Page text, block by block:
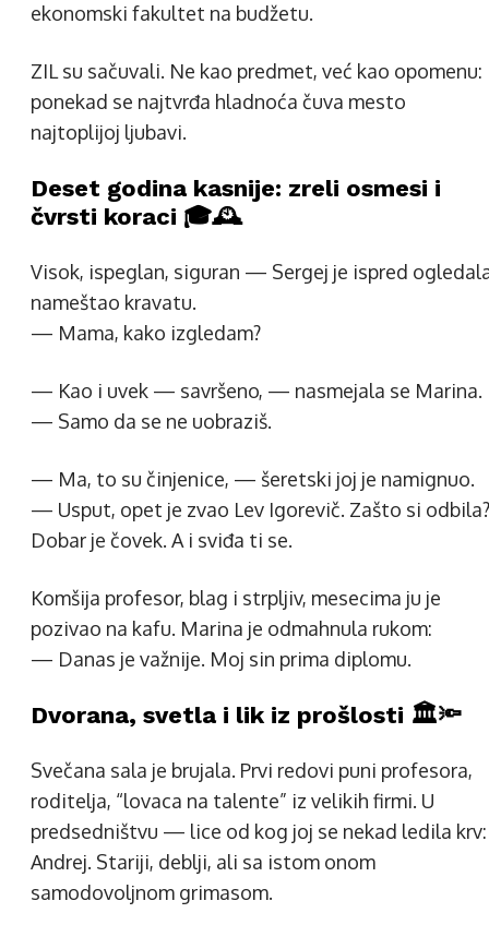
ekonomski fakultet na budžetu.
ZIL su sačuvali. Ne kao predmet, već kao opomenu:
ponekad se najtvrđa hladnoća čuva mesto
najtoplijoj ljubavi.
Deset godina kasnije: zreli osmesi i
čvrsti koraci 🎓🕰️
Visok, ispeglan, siguran — Sergej je ispred
nameštao kravatu.
— Mama, kako izgledam?
— Kao i uvek — savršeno, — nasmejala se Marina.
— Samo da se ne uobraziš.
— Ma, to su činjenice, — šeretski joj je namignuo.
— Usput, opet je zvao Lev Igorevič. Zašto si odbila?
Dobar je čovek. A i sviđa ti se.
Komšija profesor, blag i strpljiv, mesecima ju je
pozivao na kafu. Marina je odmahnula rukom:
— Danas je važnije. Moj sin prima diplomu.
Dvorana, svetla i lik iz prošlosti 🏛️🔦
Svečana sala je brujala. Prvi redovi puni profesora,
roditelja, “lovaca na talente” iz velikih firmi. U
predsedništvu — lice od kog joj se nekad ledila krv:
Andrej. Stariji, deblji, ali sa istom onom
samodovoljnom grimasom.